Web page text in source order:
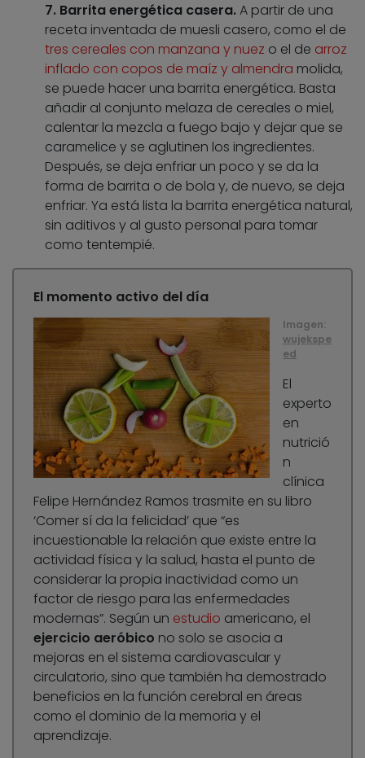
7. Barrita energética casera.A partir de una
receta inventada de muesli casero, como el de
tres cereales con manzana y nuez o el de arroz
inflado con copos de maíz y almendra molida,
se puede hacer una barrita energética. Basta
añadir al conjunto melaza de cereales o miel,
calentar la mezcla a fuego bajo y dejar que se
caramelice y se aglutinen los ingredientes.
Después, se deja enfriar un poco y se da la
forma de barrita o de bola y, de nuevo, se deja
enfriar. Ya está lista la barrita energética natural,
sin aditivos y al gusto personal para tomar
como tentempié.
El momento activo del día
Imagen:
wujekspe
ed
El
experto
en
nutrició
n
clínica
Felipe Hernández Ramos trasmite en su libro
‘Comer sí da la felicidad’ que “es
incuestionable la relación que existe entre la
actividad física y la salud, hasta el punto de
considerar la propia inactividad como un
factor de riesgo para las enfermedades
modernas”. Según un estudio americano, el
ejercicio aeróbico no solo se asocia a
mejoras en el sistema cardiovascular y
circulatorio, sino que también ha demostrado
beneficios en la función cerebral en áreas
como el dominio de la memoria y el
aprendizaje.